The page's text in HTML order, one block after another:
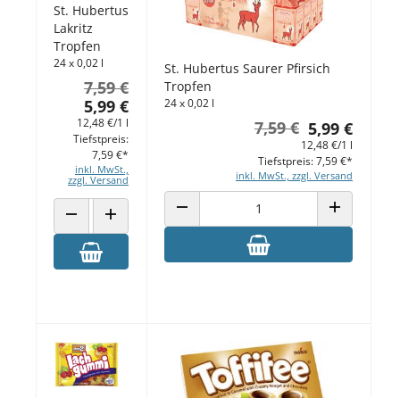
St. Hubertus
Lakritz
Tropfen
24 x 0,02 l
5,99 €
7,59 €
12,48 €/1 l
inkl. MwSt.,
zzgl. Versand
Tiefstpreis:
7,59 €*
ANZAHL VERRINGERN
ANZAHL ERHÖHEN
St. Hubertus Saurer Pfirsich
Tropfen
24 x 0,02 l
5,99 €
7,59 €
12,48 €/1 l
inkl. MwSt., zzgl. Versand
Tiefstpreis: 7,59 €*
ANZAHL VERRINGERN ANZAHL